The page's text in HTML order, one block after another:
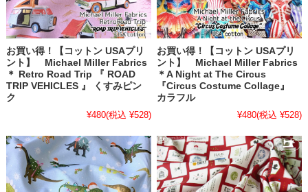
お買い得！【コットン USAプリ
ント】 Michael Miller Fabrics
＊ Retro Road Trip 『 ROAD
TRIP VEHICLES 』 くすみピン
ク
¥480(税込 ¥528)
お買い得！【コットン USAプリ
ント】 Michael Miller Fabrics
＊A Night at The Circus
『Circus Costume Collage』
カラフル
¥480(税込 ¥528)